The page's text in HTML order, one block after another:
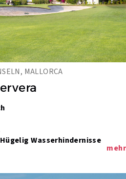
MALLORCA
Hügelig Wasserhindernisse
mehr